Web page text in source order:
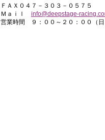
ＦＡＸ０４７－３０３－０５７５
Ｍａｉｌ info@deepstage-
営業時間 ９：００～２０：００（日